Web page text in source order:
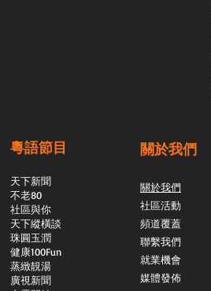
粵語節目
天下新聞
不老80
社區與你
天下縱橫談
​珠圓玉潤
​健康100Fun
蒸緻靚湯
​廣視新聞
關於我們
關於我們
社區活動
頻道覆蓋
聯繫我們
就業機會
媒體發佈